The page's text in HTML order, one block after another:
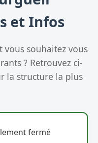
et Infos
vous souhaitez vous
? Retrouvez ci-
la structure la plus
fermé